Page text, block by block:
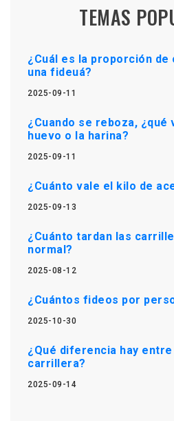
TEMAS
¿Cuál es la proporción de
una fideuá?
2025-09-11
¿Cuando se reboza, ¿qué
huevo o la harina?
2025-09-11
¿Cuánto vale el kilo de
2025-09-13
¿Cuánto tardan las
normal?
2025-08-12
¿Cuántos fideos por
2025-10-30
¿Qué diferencia hay
carrillera?
2025-09-14